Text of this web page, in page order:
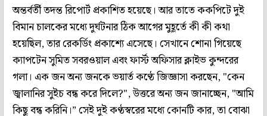
অন্তর্বর্তী তদন্ত রিপোর্ট প্রকাশিত হয়েছে। আর তাতে ককপিটে দুই
বিমান চালকের মধ্যে দুর্ঘটনার ঠিক আগের মুহূর্তে কী কী কথা
হয়েছিল, তার রেকর্ডিং প্রকাশ্যে এসেছে। সেখানে শোনা গিয়েছে
ক্যাপটেন সুমিত সবরওয়াল এবং ফার্স্ট অফিসার ক্লাইভ কুন্দরের
গলা। এক জন অন্য জনকে ভয়ার্ত কণ্ঠে জিজ্ঞাসা করছেন, "কেন
জ্বালানির সুইচ বন্ধ করে দিলে?", উত্তরে অন্য জন জানাচ্ছেন, "আমি
কিছু বন্ধ করিনি।” সেই দুই কণ্ঠস্বরের মধ্যে কোনটি কার, তা বোঝা